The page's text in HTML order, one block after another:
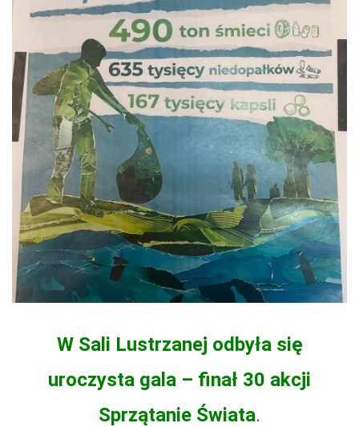
W Sali Lustrzanej odbyła się
uroczysta gala – finał 30 akcji
Sprzątanie Świata.